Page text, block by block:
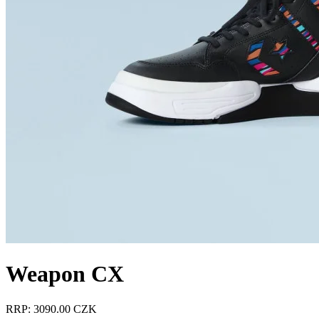
Weapon CX
RRP: 3090.00 CZK